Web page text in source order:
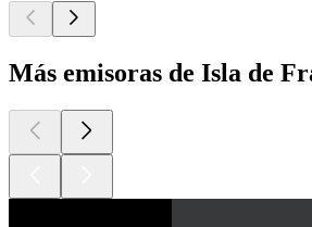
Más emisoras de Isla de